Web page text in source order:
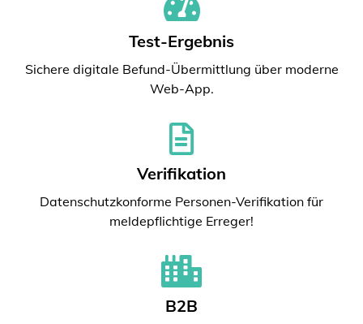
Test-Ergebnis
Sichere digitale Befund-Übermittlung über moderne
Web-App.
Verifikation
Datenschutzkonforme Personen-Verifikation für
meldepflichtige Erreger!
B2B